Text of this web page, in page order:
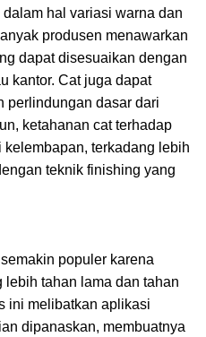
hal variasi warna dan
produsen menawarkan
dapat disesuaikan dengan
kantor. Cat juga dapat
perlindungan dasar dari
ketahanan cat terhadap
kelembapan, terkadang lebih
teknik finishing yang
populer karena
lebih tahan lama dan tahan
ini melibatkan aplikasi
dipanaskan, membuatnya